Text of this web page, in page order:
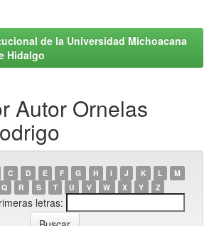
de la Universidad Michoacana
Hidalgo
Autor Ornelas
C D E F G H I J K L
M
Q R S T U V W X Y Z
letras: